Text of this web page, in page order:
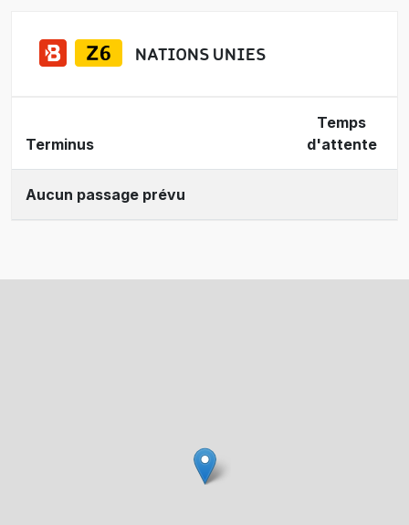
NATIONS UNIES
Terminus
Temps
d'attente
Aucun passage prévu